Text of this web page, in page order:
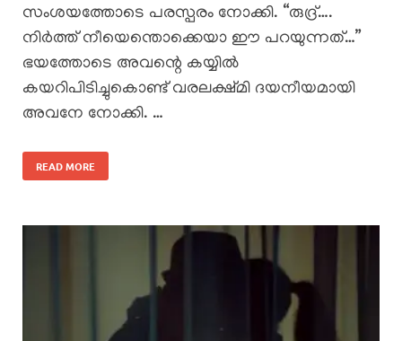
സംശയത്തോടെ പരസ്പരം നോക്കി. “രുദ്ര്….
നിർത്ത് നീയെന്തൊക്കെയാ ഈ പറയുന്നത്…”
ഭയത്തോടെ അവന്റെ കയ്യിൽ
കയറിപിടിച്ചുകൊണ്ട് വരലക്ഷ്മി ദയനീയമായി
അവനേ നോക്കി. …
READ MORE